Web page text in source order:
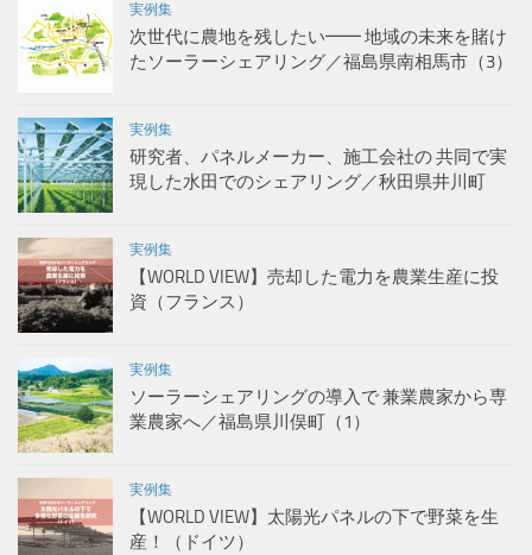
実例集
次世代に農地を残したい━━ 地域の未来を賭け
たソーラーシェアリング／福島県南相馬市（3）
実例集
研究者、パネルメーカー、施工会社の 共同で実
現した水田でのシェアリング／秋田県井川町
実例集
【WORLD VIEW】売却した電力を農業生産に投
資（フランス）
実例集
ソーラーシェアリングの導入で 兼業農家から専
業農家へ／福島県川俣町（1）
実例集
【WORLD VIEW】太陽光パネルの下で野菜を生
産！（ドイツ）